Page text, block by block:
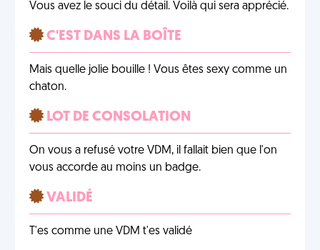
Vous avez le souci du détail. Voilà qui sera apprécié.
C'EST DANS LA BOÎTE
Mais quelle jolie bouille ! Vous êtes sexy comme un
chaton.
LOT DE CONSOLATION
On vous a refusé votre VDM, il fallait bien que l'on
vous accorde au moins un badge.
VALIDÉ
T'es comme une VDM t'es validé